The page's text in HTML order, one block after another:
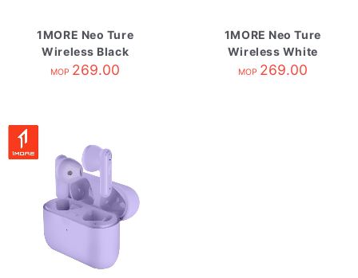
1MORE Neo Ture
Wireless Black
MOP 269.00
1MORE Neo Ture
Wireless White
MOP 269.00